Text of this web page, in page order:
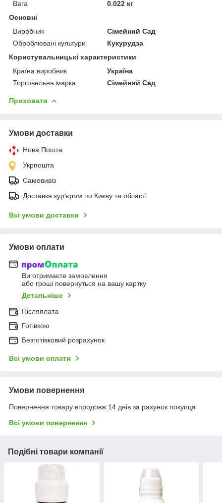
Вага
0.022 кг
Основні
Виробник
Сімейний Сад
Оброблювані культури.
Кукурудза
Користувальницькі характеристики
Країна виробник
Україна
Торговельна марка
Сімейний Сад
Приховати
Умови доставки
Нова Пошта
Укрпошта
Самовивіз
Доставка кур'єром по Києву та області
Всі умови доставки
Умови оплати
Ви отримаєте замовлення
або гроші повернуться на вашу картку
Детальніше
Післяплата
Готівкою
Безготівковий розрахунок
Всі умови оплати
Умови повернення
Повернення товару впродовж 14 днів за рахунок покупця
Всі умови повернення
Подібні товари компанії